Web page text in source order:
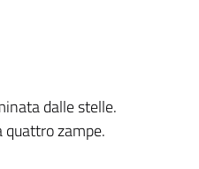
dalle stelle.
quattro zampe.